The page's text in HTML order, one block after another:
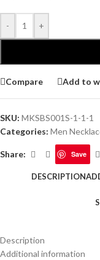
- +
Compare Add to
SKU: MKSBS001S-1-1-1
Categories: Men
Share: Save
DESCRIPTION
Description
Additional information